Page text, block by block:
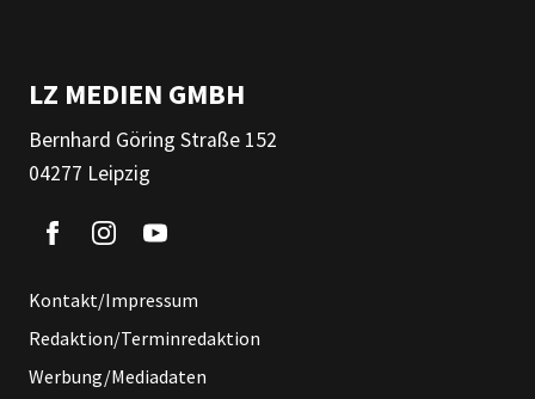
LZ MEDIEN GMBH
Bernhard Göring Straße 152
04277 Leipzig
Kontakt/Impressum
Redaktion/Terminredaktion
Werbung/Mediadaten